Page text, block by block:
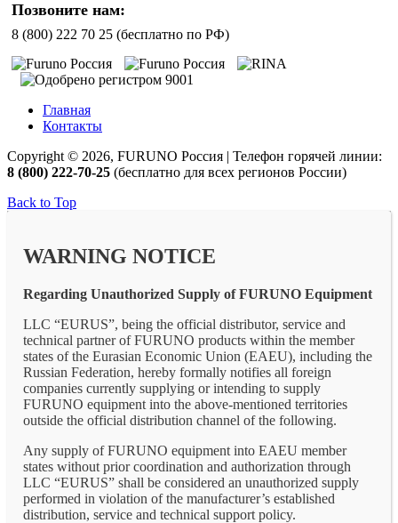
Позвоните нам:
8 (800) 222 70 25 (бесплатно по РФ)
Главная
Контакты
Copyright © 2026, FURUNO Россия | Телефон горячей линии:
8 (800) 222-70-25 (бесплатно для всех регионов России)
Back to Top
WARNING NOTICE
Regarding Unauthorized Supply of FURUNO Equipment
LLC “EURUS”, being the official distributor, service and
technical partner of FURUNO products within the member
states of the Eurasian Economic Union (EAEU), including the
Russian Federation, hereby formally notifies all foreign
companies currently supplying or intending to supply
FURUNO equipment into the above-mentioned territories
outside the official distribution channel of the following.
Any supply of FURUNO equipment into EAEU member
states without prior coordination and authorization through
LLC “EURUS” shall be considered an unauthorized supply
performed in violation of the manufacturer’s established
distribution, service and technical support policy.